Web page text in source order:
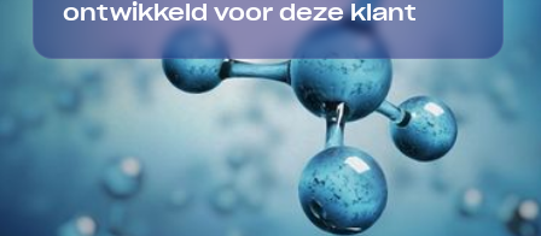
ontwikkeld voor deze klant